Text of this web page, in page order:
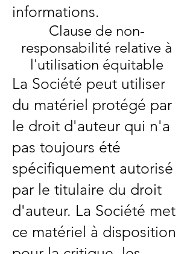
informations.
Clause de non-
responsabilité relative à
l'utilisation équitable
La Société peut utiliser
du matériel protégé par
le droit d'auteur qui n'a
pas toujours été
spécifiquement autorisé
par le titulaire du droit
d'auteur. La Société met
ce matériel à disposition